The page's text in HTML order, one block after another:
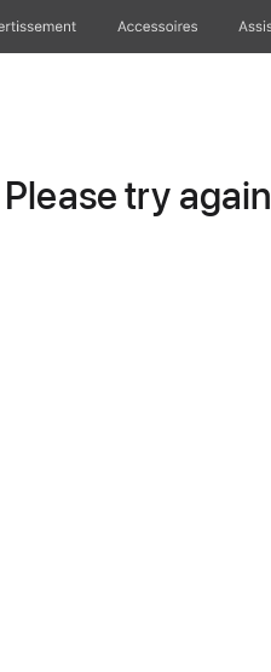
Accessoires
try